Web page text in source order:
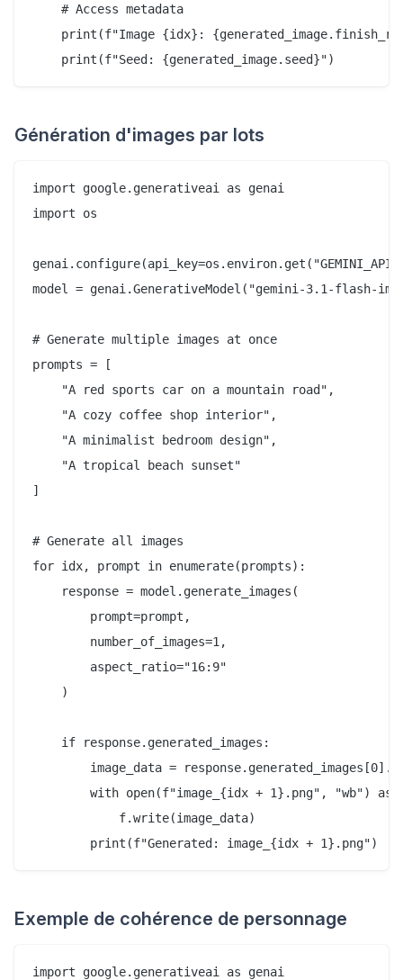
    # Access metadata
print(f"Image {idx}:
Génération d'images par lots
import google.generativeai as genai
import os
model = genai.GenerativeModel("gemini-3.1-flash-
# Generate multiple images at once
prompts = [
    "A red sports car on a mountain road",
    "A cozy coffee shop interior",
    "A minimalist bedroom design",
    "A tropical beach sunset"
]
# Generate all images
for idx, prompt in enumerate(prompts):
    response = model.generate_images(
        prompt=prompt,
        number_of_images=1,
        aspect_ratio="16:9"
    )
    if response.generated_images:
image_data =
with open(f"image_{idx + 1}.png", "wb") as
            f.write(image_data)
Exemple de cohérence de personnage
import google.generativeai as genai